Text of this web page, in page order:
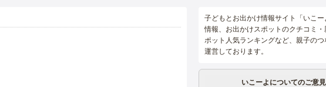
子どもとお出かけ情報サイト「いこ
情報、お出かけスポットのクチコミ
ポット人気ランキングなど、親子の
運営しております。
いこーよについてのご意